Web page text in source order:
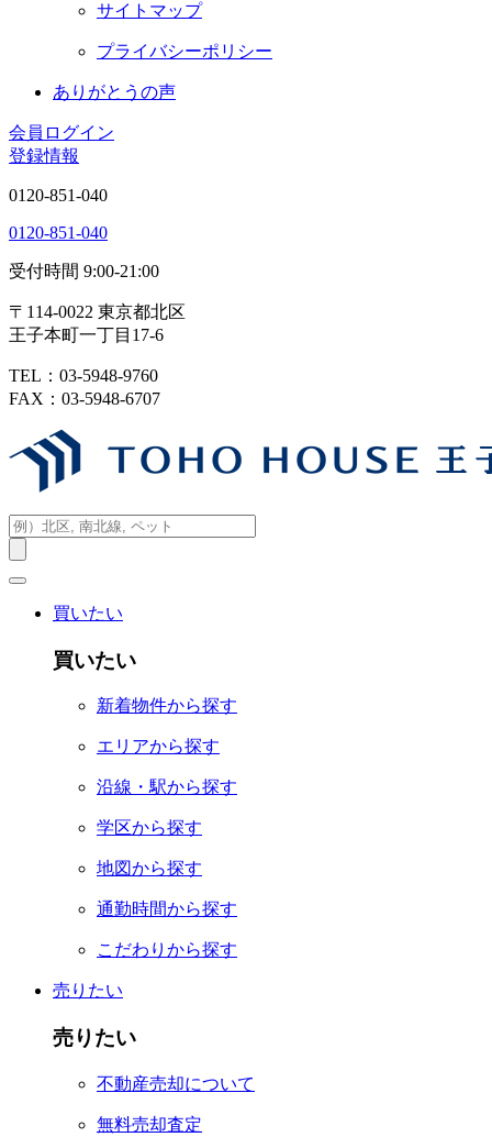
サイトマップ
プライバシーポリシー
ありがとうの声
会員ログイン
登録情報
0120-851-040
0120-851-040
受付時間 9:00-21:00
〒114-0022 東京都北区
王子本町一丁目17-6
TEL：03-5948-9760
FAX：03-5948-6707
買いたい
買いたい
新着物件から探す
エリアから探す
沿線・駅から探す
学区から探す
地図から探す
通勤時間から探す
こだわりから探す
売りたい
売りたい
不動産売却について
無料売却査定